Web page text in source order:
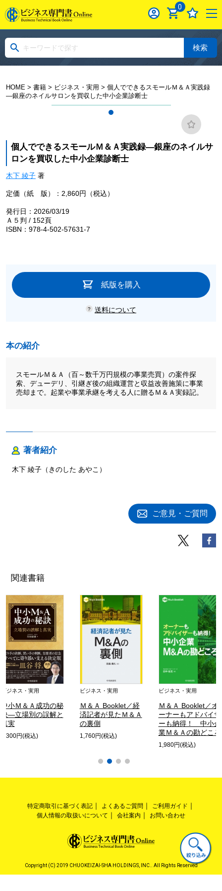
0
検索
HOME> 書籍> ビジネス・実用 > 個人でできるスモールＭ＆Ａ実践録
―銀座のネイルサロンを買収した中小企業診断士
個人でできるスモールＭ＆Ａ実践録―銀座のネイルサ
ロンを買収した中小企業診断士
木下 綾子著
定価（紙 版）：2,860円（税込）
発行日：2026/03/19
Ａ５判 / 152頁
ISBN：978-4-502-57631-7
紙版を購入
送料について
本の紹介
スモールＭ＆Ａ（百～数千万円規模の事業売買）の案件探
索、デューデリ、引継ぎ後の組織運営と収益改善施策に事業
売却まで。起業や事業承継を考える人に贈るＭ＆Ａ実録記。
著者紹介
木下 綾子（きのした あやこ）
ご意見・ご質問
関連書籍
ビジネス・実用
中小Ｍ＆Ａ成功の秘
訣―立場別の誤解と
真実
3,300円(税込)
ビジネス・実用
Ｍ＆Ａ Booklet／経
済記者が見たＭ＆Ａ
の裏側
1,760円(税込)
ビジネス・実用
Ｍ＆Ａ Booklet／オ
ーナーもアドバイザ
ーも納得！ 中小企
業Ｍ＆Ａの勘どころ
1,980円(税込)
特定商取引に基づく表記 よくあるご質問
ご利用ガイド
個人情報の取扱いについて
会社案内 お問い合わせ
Copyright (C) 2019 CHUOKEIZAI-SHA HOLDINGS, INC.. All Rights Reserved